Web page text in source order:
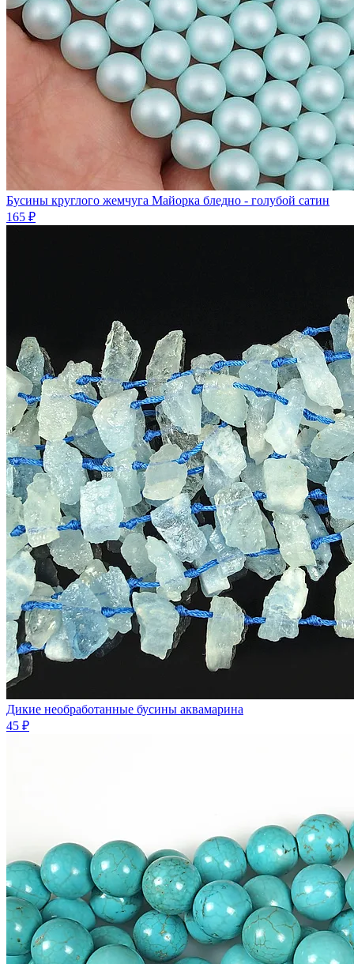
Бусины круглого жемчуга Майорка бледно - голубой сатин
165 ₽
Дикие необработанные бусины аквамарина
45 ₽